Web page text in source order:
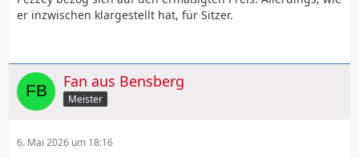
er inzwischen klargestellt hat, für Sitzer.
Fan aus Bensberg
Meister
6. Mai 2026 um 18:16